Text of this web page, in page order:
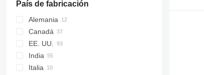
Reino Unido
Austria
Italia
mostrar todos
País de fabricación
Alemania
Canadá
EE. UU.
India
Italia